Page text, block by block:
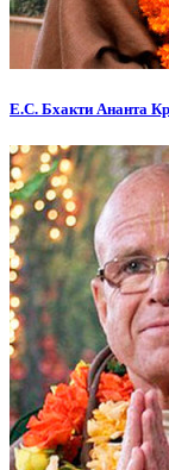
Е.С. Бхакти Ананта